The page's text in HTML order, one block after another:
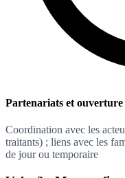
Partenariats et
Coordination avec les
traitants) ; liens avec les
de jour ou temporaire